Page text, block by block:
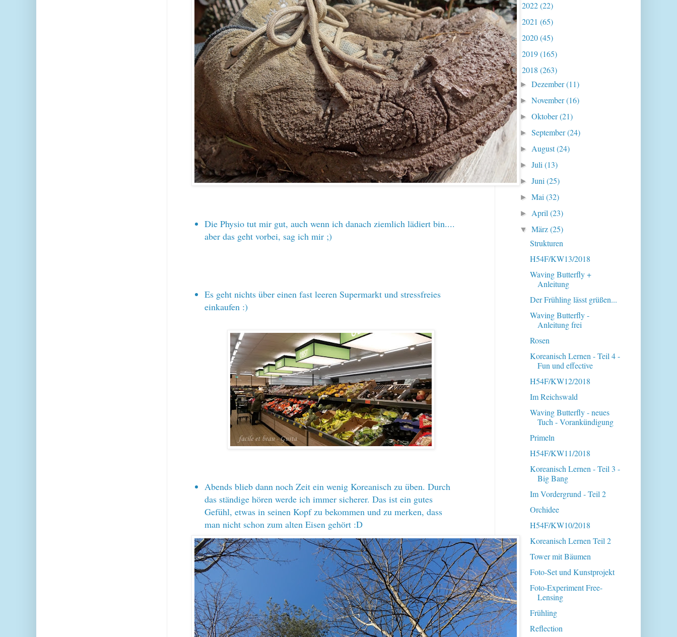
Die Physio tut mir gut, auch wenn ich danach ziemlich lädiert bin....
aber das geht vorbei, sag ich mir ;)
Es geht nichts über einen fast leeren Supermarkt und stressfreies
einkaufen :)
Abends blieb dann noch Zeit ein wenig Koreanisch zu üben. Durch
das ständige hören werde ich immer sicherer. Das ist ein gutes
Gefühl, etwas in seinen Kopf zu bekommen und zu merken, dass
man nicht schon zum alten Eisen gehört :D
► 2022(22)
► 2021 (65)
► 2020(45)
► 2019(165)
▼ 2018 (263)
►Dezember(11)
►November(16)
►Oktober(21)
►September(24)
► August(24)
►Juli(13)
►Juni(25)
►Mai(32)
► April(23)
▼März(25)
Strukturen
H54F/KW13/2018
Waving Butterfly +
Anleitung
Der Frühling lässt grüßen...
Waving Butterfly -
Anleitung frei
Rosen
Koreanisch Lernen - Teil 4 -
Fun und effective
H54F/KW12/2018
Im Reichswald
Waving Butterfly - neues
Tuch - Vorankündigung
Primeln
H54F/KW11/2018
Koreanisch Lernen - Teil 3 -
Big Bang
Im Vordergrund - Teil 2
Orchidee
H54F/KW10/2018
Koreanisch Lernen Teil 2
Tower mit Bäumen
Foto-Set und Kunstprojekt
Foto-Experiment Free-
Lensing
Frühling
Reflection